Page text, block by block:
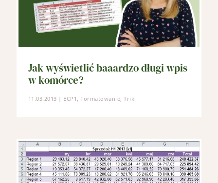
Jak wyświetlić baaardzo długi wpis
w komórce?
11.03.2013 | ECP1 Formatowanie ,Triki